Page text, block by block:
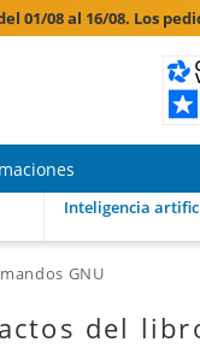
01/08 al 16/08. Los
Inteligencia
GNU
del